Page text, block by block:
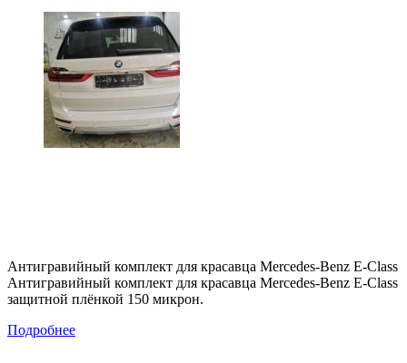
Антигравийный комплект для красавца Mercedes-Benz E-Class
Антигравийный комплект для красавца Mercedes-Benz E-Class
защитной плёнкой 150 микрон.
Подробнее